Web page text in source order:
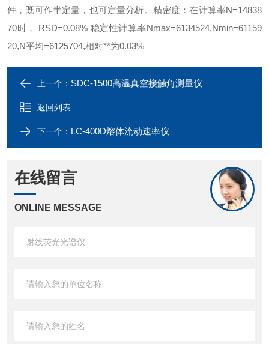
件，既可作半定量，也可定量分析。精密度：在计算率N=14838
70时， RSD=0.08% 稳定性计算率Nmax=6134524,Nmin=61159
20,N平均=6125704,相对**为0.03%
上一个： SDC-1500高温真空接触角测量仪
返回列表
下一个： LC-400D熔体流动速率仪
在线留言
ONLINE MESSAGE